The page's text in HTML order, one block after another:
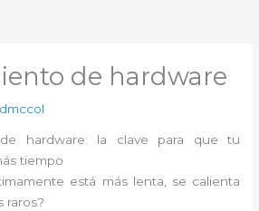
de hardware
dmccol
hardware: la clave para que tu
tiempo
está más lenta, se calienta
raros?